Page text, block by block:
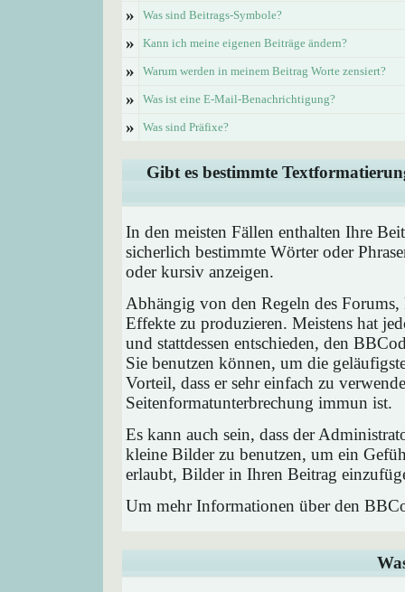
» Was sind Beitrags-Symbole?
» Kann ich meine eigenen Beiträge ändern?
» Warum werden in meinem Beitrag Worte zensiert?
» Was ist eine E-Mail-Benachrichtigung?
» Was sind Präfixe?
Gibt es bestimmte
In den meisten Fällen enthalten Ihre
sicherlich bestimmte Wörter oder
oder kursiv anzeigen.
Abhängig von den Regeln des
Effekte zu produzieren. Meistens hat
und stattdessen entschieden, den
Sie benutzen können, um die
Vorteil, dass er sehr einfach zu
Seitenformatunterbrechung immun ist.
Es kann auch sein, dass der
kleine Bilder zu benutzen, um ein
erlaubt, Bilder in Ihren Beitrag
Um mehr Informationen über den